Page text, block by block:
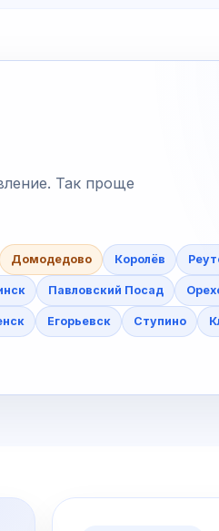
Так проще
Домодедово Королёв
Павловский Посад
Егорьевск Ступино